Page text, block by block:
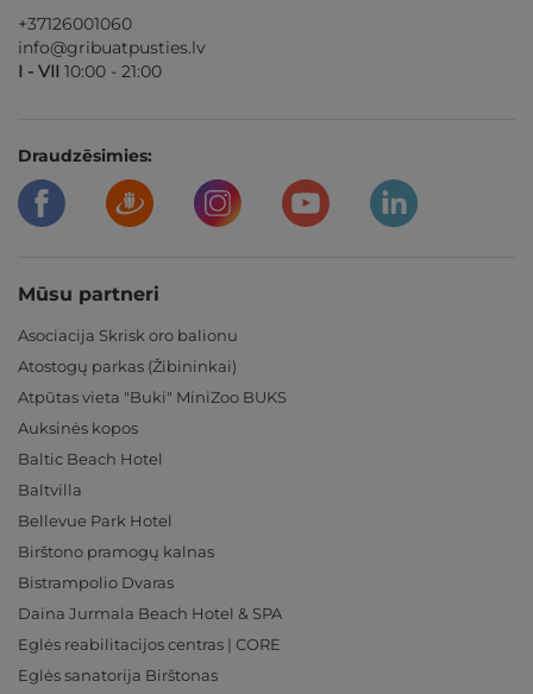
+37126001060
info@gribuatpusties.lv
I - VII 10:00 - 21:00
Draudzēsimies:
Mūsu partneri
Asociacija Skrisk oro balionu
Atostogų parkas (Žibininkai)
Atpūtas vieta "Buki" MiniZoo BUKS
Auksinės kopos
Baltic Beach Hotel
Baltvilla
Bellevue Park Hotel
Birštono pramogų kalnas
Bistrampolio Dvaras
Daina Jurmala Beach Hotel & SPA
Eglės reabilitacijos centras | CORE
Eglės sanatorija Birštonas